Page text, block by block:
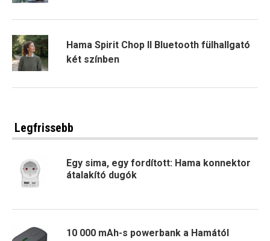
Hama Spirit Chop II Bluetooth fülhallgató
két színben
Legfrissebb
Egy sima, egy fordított: Hama konnektor
átalakító dugók
10 000 mAh-s powerbank a Hamától